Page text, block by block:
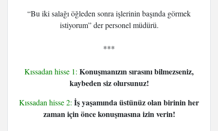
“Bu iki salağı öğleden sonra işlerinin başında görmek
istiyorum”der personel müdürü.
***
Kıssadan hisse 1: Konuşmanızın sırasını bilmezseniz,
kaybeden siz olursunuz!
Kıssadan hisse 2: İş yaşamında üstünüz olan birinin her
zaman için önce konuşmasına izin verin!